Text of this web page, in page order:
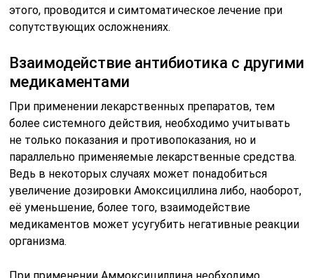
этого, проводится и симтоматическое лечение при
сопутствующих осложнениях.
Взаимодействие антибиотика с другими
медикаментами
При применении лекарственных препаратов, тем
более системного действия, необходимо учитывать
не только показания и противопоказания, но и
параллельно применяемые лекарственные средства.
Ведь в некоторых случаях может понадобиться
увеличение дозировки Амоксициллина либо, наоборот,
её уменьшение, более того, взаимодействие
медикаментов может усугубить негативные реакции
организма.